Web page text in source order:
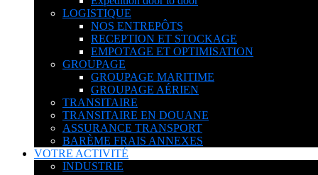
LOGISTIQUE
NOS ENTREPÔTS
RECEPTION ET STOCKAGE
EMPOTAGE ET OPTIMISATION
GROUPAGE
GROUPAGE MARITIME
GROUPAGE AÉRIEN
TRANSITAIRE
TRANSITAIRE EN DOUANE
ASSURANCE TRANSPORT
BARÈME FRAIS ANNEXES
VOTRE ACTIVITÉ
INDUSTRIE